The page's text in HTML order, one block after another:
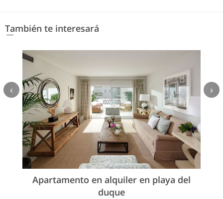
También te interesará
Apartamento en alquiler en playa del
duque
‹ ›